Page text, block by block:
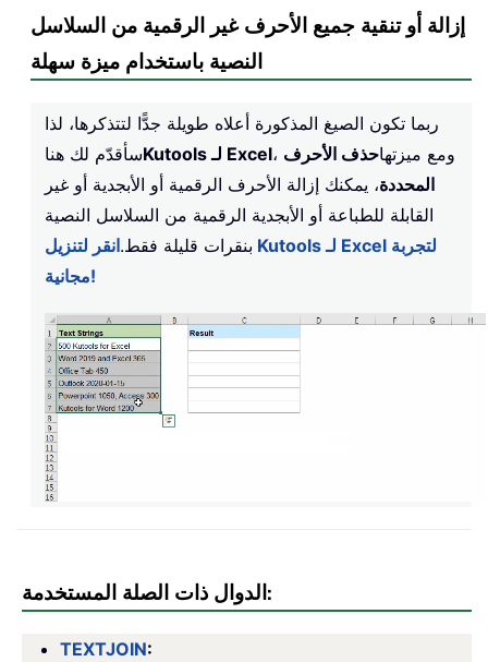
إزالة أو تنقية جميع الأحرف غير الرقمية من السلاسل
النصية باستخدام ميزة سهلة
ربما تكون الصيغ المذكورة أعلاه طويلة جدًّا لتتذكرها، لذا
سأقدّم لك هنا
Kutools لـ Excel ، ومع ميزتهاحذف الأحرف
المحددة، يمكنك إزالة الأحرف الرقمية أو الأبجدية أو غير
القابلة للطباعة أو الأبجدية الرقمية من السلاسل النصية
بنقرات قليلة فقط.انقر لتنزيل Kutools لـ Excel لتجربة
مجانية!
الدوال ذات الصلة المستخدمة:
TEXTJOIN: